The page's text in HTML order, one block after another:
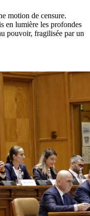
motion de censure.
en lumière les profondes
pouvoir, fragilisée par un